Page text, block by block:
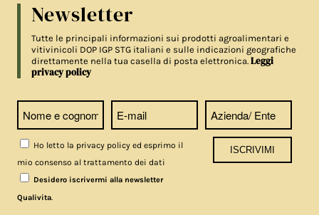
Newsletter
Tutte le principali informazioni sui prodotti agroalimentari e
vitivinicoli DOP IGP STG italiani e sulle indicazioni geografiche
direttamente nella tua casella di posta elettronica.Leggi
privacy policy
Ho letto la privacy policy ed esprimo il
mio consenso al trattamento dei dati
Desidero iscrivermi alla newsletter
Qualivita.